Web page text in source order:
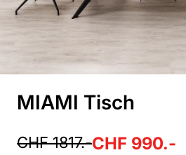
MIAMI Tisch
CHF 1817.-CHF 990.-